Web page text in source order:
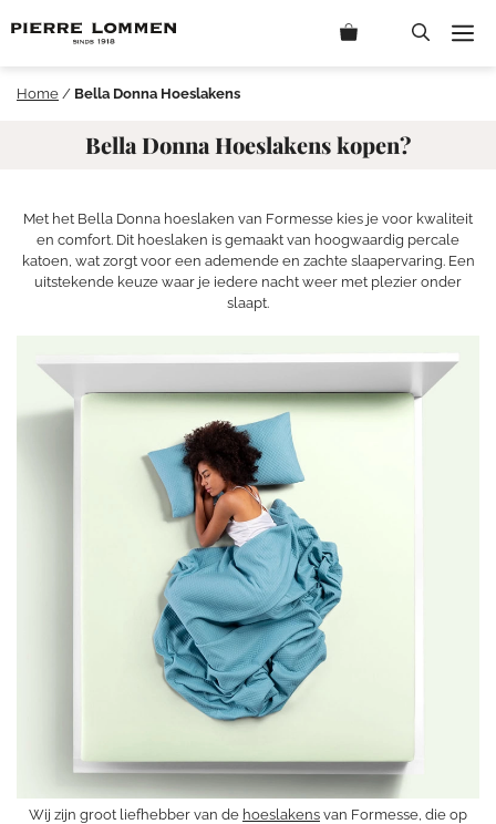
naar
Home / Bella Donna Hoeslakens
Bella Donna Hoeslakens kopen?
Met het Bella Donna hoeslaken van Formesse kies je voor kwaliteit
en comfort. Dit hoeslaken is gemaakt van hoogwaardig percale
katoen, wat zorgt voor een ademende en zachte slaapervaring. Een
uitstekende keuze waar je iedere nacht weer met plezier onder
slaapt.
Wij zijn groot liefhebber van de hoeslakens van Formesse, die op